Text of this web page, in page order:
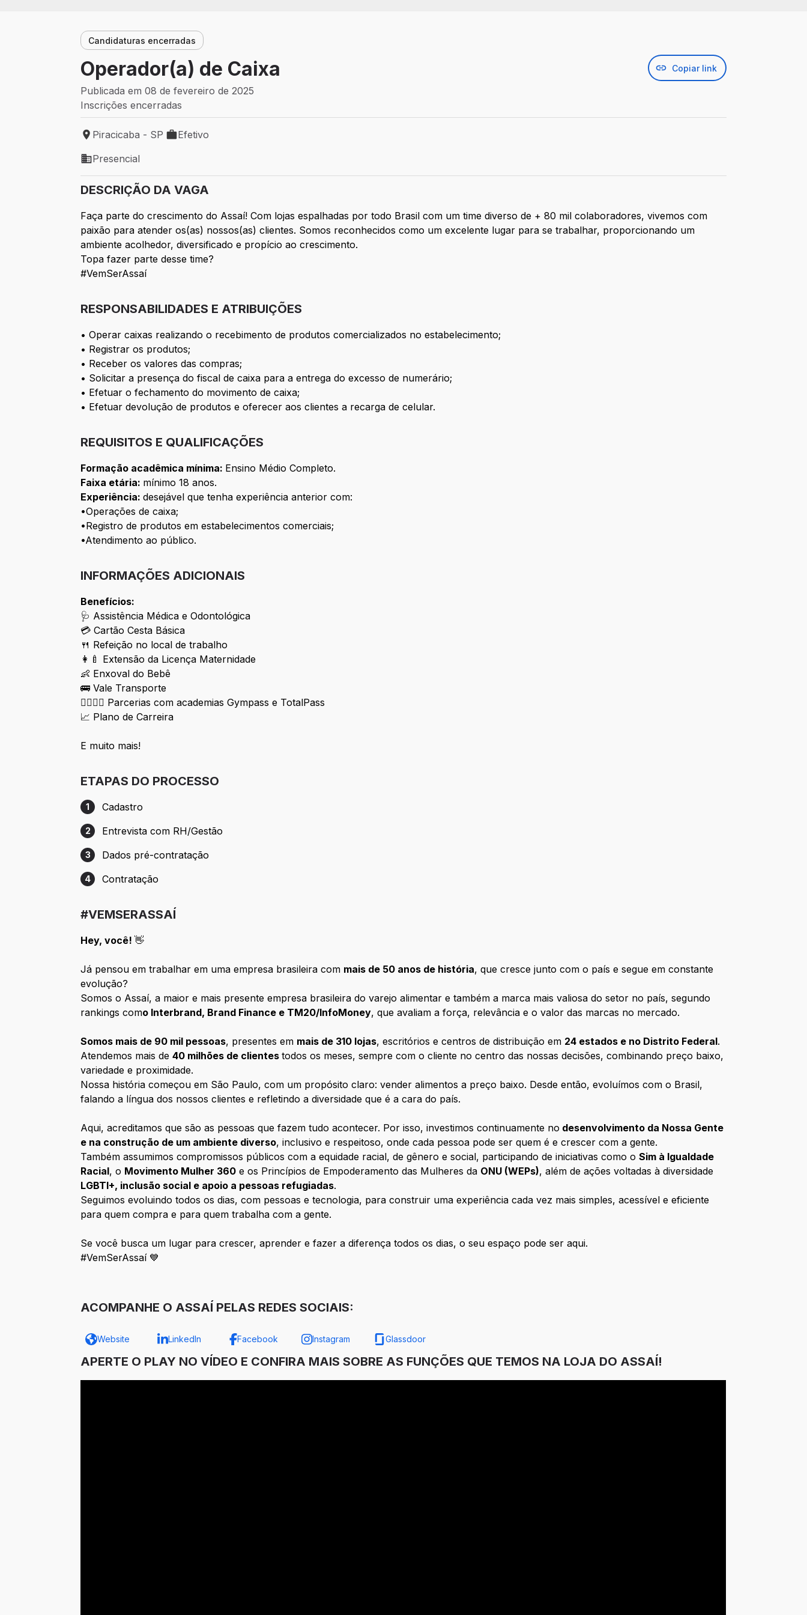
Candidaturas encerradas
Operador(a) de Caixa Copiar link
Publicada em 08 de fevereiro de 2025
Inscrições encerradas
Local de trabalho: Piracicaba - SP
Piracicaba - SP
Tipo de vaga: Efetivo
Efetivo
Modelo de trabalho: Presencial
Presencial
DESCRIÇÃO DA VAGA
Faça parte do crescimento do Assaí! Com lojas espalhadas por todo Brasil com um time diverso de + 80 mil colaboradores, vivemos com
paixão para atender os(as) nossos(as) clientes. Somos reconhecidos como um excelente lugar para se trabalhar, proporcionando um
ambiente acolhedor, diversificado e propício ao crescimento.
Topa fazer parte desse time?
#VemSerAssaí
RESPONSABILIDADES E ATRIBUIÇÕES
• Operar caixas realizando o recebimento de produtos comercializados no estabelecimento;
• Registrar os produtos;
• Receber os valores das compras;
• Solicitar a presença do fiscal de caixa para a entrega do excesso de numerário;
• Efetuar o fechamento do movimento de caixa;
• Efetuar devolução de produtos e oferecer aos clientes a recarga de celular.
REQUISITOS E QUALIFICAÇÕES
Formação acadêmica mínima: Ensino Médio Completo.
Faixa etária: mínimo 18 anos.
Experiência:desejável que tenha experiência anterior com:
•Operações de caixa;
•Registro de produtos em estabelecimentos comerciais;
•Atendimento ao público.
INFORMAÇÕES ADICIONAIS
Benefícios:
🩺 Assistência Médica e Odontológica
💳 Cartão Cesta Básica
🍴 Refeição no local de trabalho
👩‍🍼 Extensão da Licença Maternidade
👶 Enxoval do Bebê
🚌 Vale Transporte
🏋️‍♀️🏋️‍♂️ Parcerias com academias Gympass e TotalPass
📈 Plano de Carreira
E muito mais!
ETAPAS DO PROCESSO
Etapa 1: Cadastro
1 Cadastro
Etapa 2: Entrevista com RH/Gestão
2 Entrevista com RH/Gestão
Etapa 3: Dados pré-contratação
3 Dados pré-contratação
Etapa 4: Contratação
4 Contratação
#VEMSERASSAÍ
Hey, você!👋
Já pensou em trabalhar em uma empresa brasileira com mais de 50 anos de história, que cresce junto com o país e segue em constante
evolução?
Somos o Assaí, a maior e mais presente empresa brasileira do varejo alimentar e também a marca mais valiosa do setor no país, segundo
rankings como Interbrand, Brand Finance e TM20/InfoMoney, que avaliam a força, relevância e o valor das marcas no mercado.
Somos mais de 90 mil pessoas, presentes em mais de 310 lojas, escritórios e centros de distribuição em 24 estados e no Distrito Federal.
Atendemos mais de40 milhões de clientestodos os meses, sempre com o cliente no centro das nossas decisões, combinando preço baixo,
variedade e proximidade.
Nossa história começou em São Paulo, com um propósito claro: vender alimentos a preço baixo. Desde então, evoluímos com o Brasil,
falando a língua dos nossos clientes e refletindo a diversidade que é a cara do país.
Aqui, acreditamos que são as pessoas que fazem tudo acontecer. Por isso, investimos continuamente no desenvolvimento da Nossa Gente
e na construção de um ambiente diverso, inclusivo e respeitoso, onde cada pessoa pode ser quem é e crescer com a gente.
Também assumimos compromissos públicos com a equidade racial, de gênero e social, participando de iniciativas como oSim à Igualdade
Racial, o Movimento Mulher 360 e os Princípios de Empoderamento das Mulheres da ONU (WEPs), além de ações voltadas à diversidade
LGBTI+, inclusão social e apoio a pessoas refugiadas.
Seguimos evoluindo todos os dias, com pessoas e tecnologia, para construir uma experiência cada vez mais simples, acessível e eficiente
para quem compra e para quem trabalha com a gente.
Se você busca um lugar para crescer, aprender e fazer a diferença todos os dias, o seu espaço pode ser aqui.
#VemSerAssaí 💙
ACOMPANHE O ASSAÍ PELAS REDES SOCIAIS:
Website LinkedIn Facebook Instagram Glassdoor
APERTE O PLAY NO VÍDEO E CONFIRA MAIS SOBRE AS FUNÇÕES QUE TEMOS NA LOJA DO ASSAÍ!